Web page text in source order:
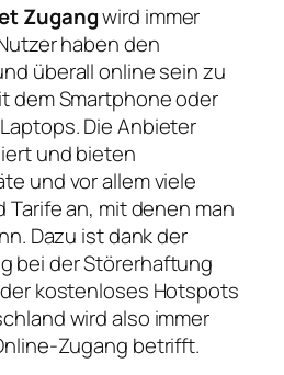
Zugangwird immer
haben den
überall online sein zu
dem Smartphone oder
Die Anbieter
und bieten
und vor allem viele
an, mit denen man
Dazu ist dank der
bei der Störerhaftung
kostenloses Hotspots
wird also immer
Zugang betrifft.